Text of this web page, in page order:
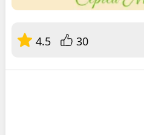
4.5 30